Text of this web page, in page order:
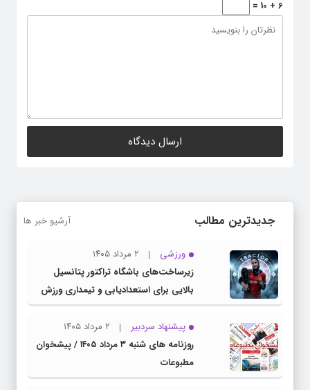
6 + 10 =
جدیدترین مطالب آرشیو خبر ها
ورزشی
۲ مرداد ۱۴۰۵
زیرساخت‌های باشگاه تراکتور پتانسیل
بالایی برای استعدادیابی و تیمداری ورزش
بانوان دارد
پیشنهاد سردبیر
۲ مرداد ۱۴۰۵
روزنامه های شنبه ۳ مرداد ۱۴۰۵ / پیشخوان
مطبوعات